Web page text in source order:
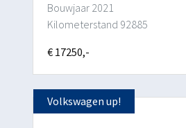
Bouwjaar 2021
Kilometerstand 92885
€ 17250,-
Volkswagen up!